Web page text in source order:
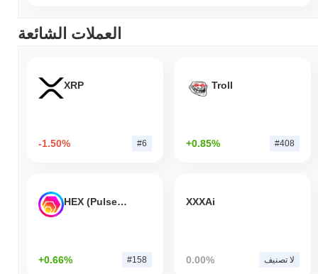
العملات الشائعة
XRP
-1.50% #6
Troll
+0.85% #408
HEX (Pulsechain)
+0.66% #158
XXXAi
0.00% لا تصنيف